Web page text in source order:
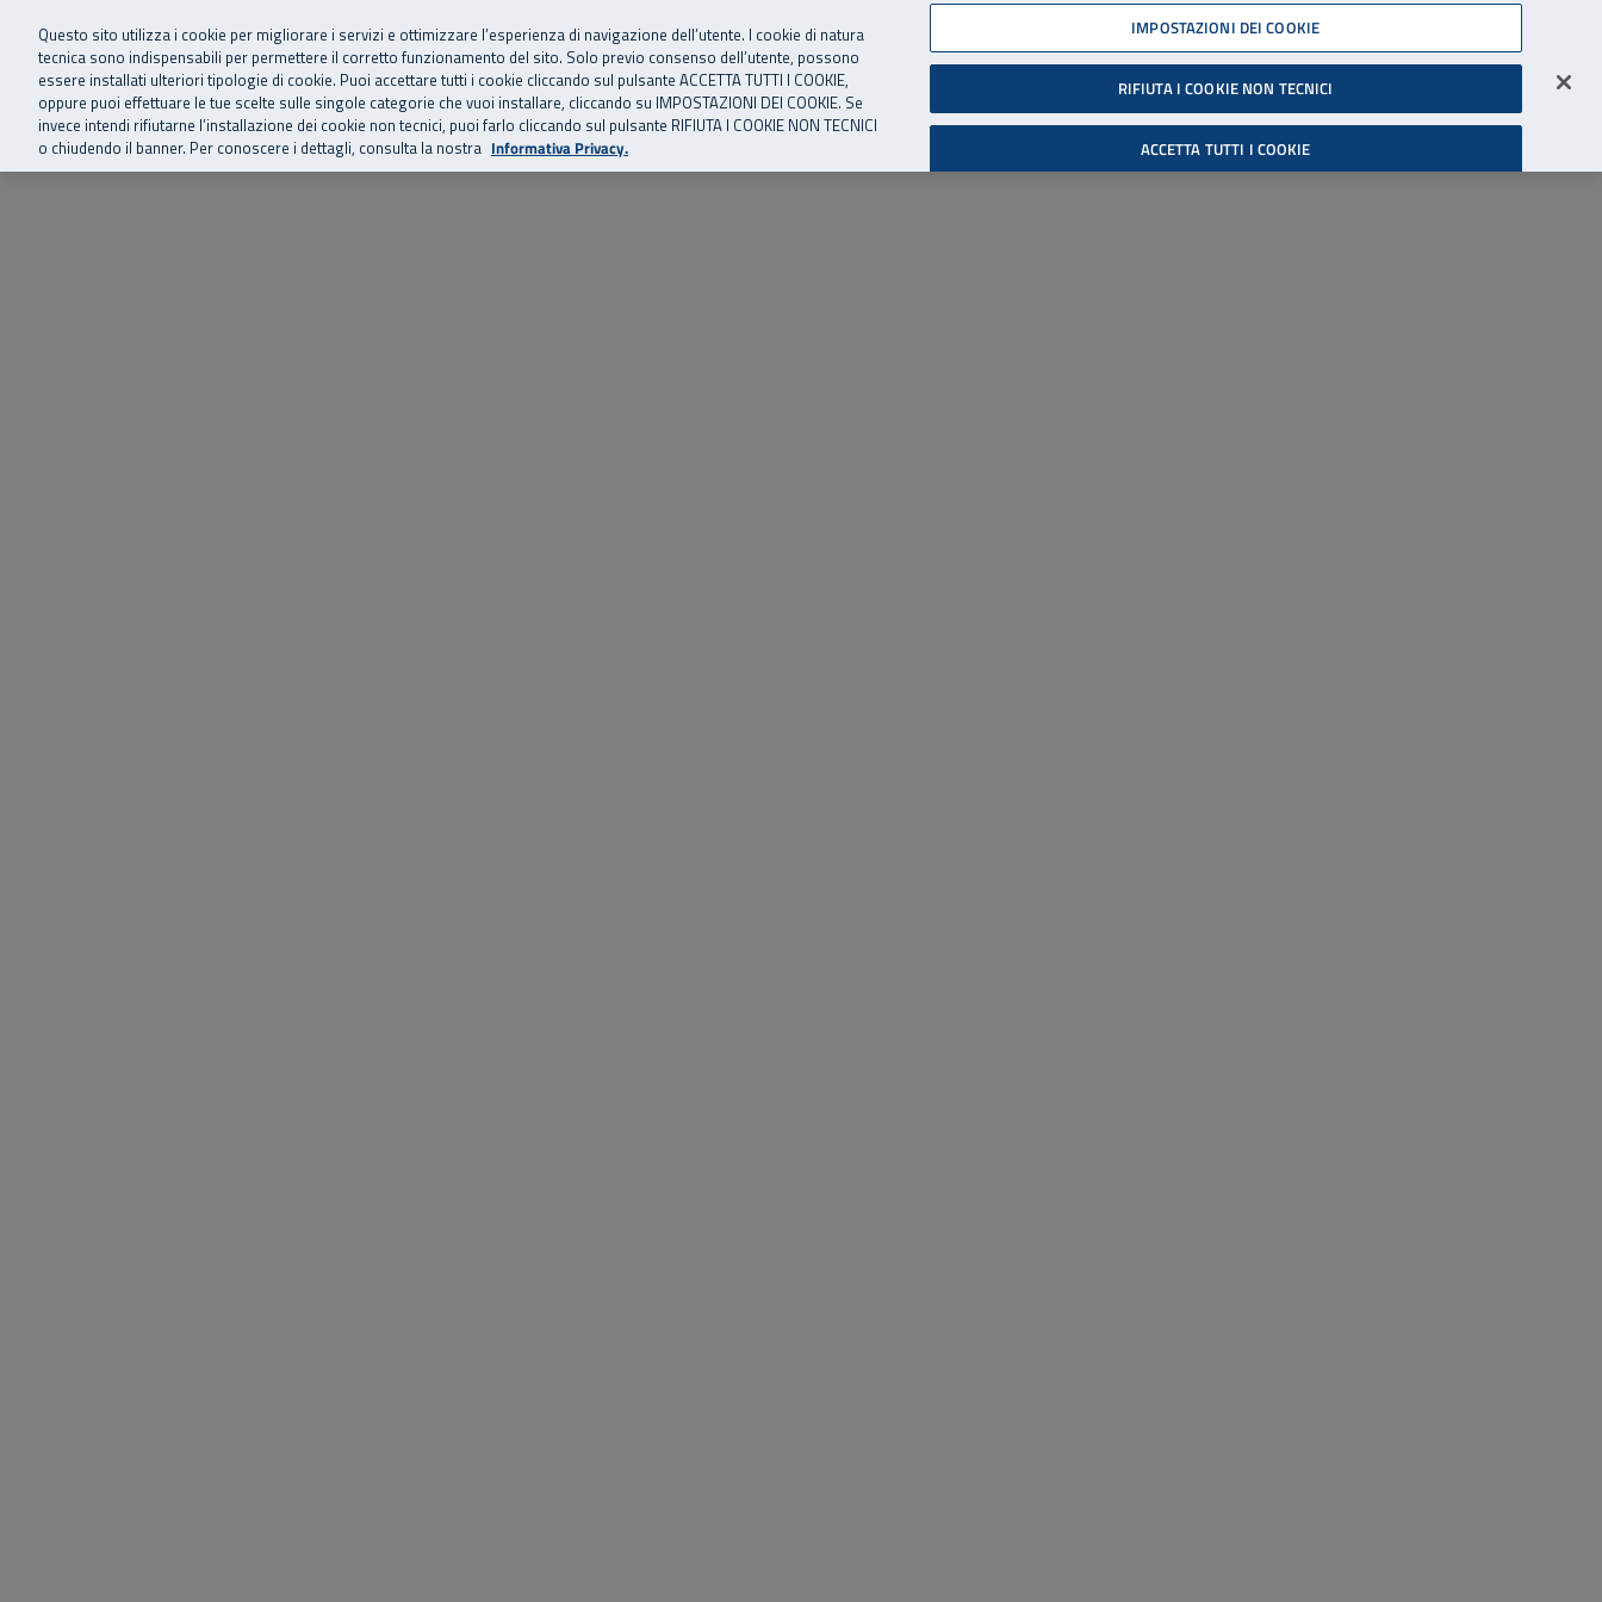
Vai al menu principale
Vai al contenuto principale
Vai al Footer 06 45539607
SuperAbile - il Contact Center Inail per il mondo della disabilità
Home Chi siamo Storie, news ed eventi Risorse utili Supporto Accessibilità
Cerca
Accedi all'area riservata
Questo sito utilizza i cookie per migliorare i servizi e ottimizzare l’esperienza di navigazione dell’utente. I cookie di natura
tecnica sono indispensabili per permettere il corretto funzionamento del sito. Solo previo consenso dell’utente, possono
essere installati ulteriori tipologie di cookie. Puoi accettare tutti i cookie cliccando sul pulsante ACCETTA TUTTI I COOKIE,
oppure puoi effettuare le tue scelte sulle singole categorie che vuoi installare, cliccando su IMPOSTAZIONI DEI COOKIE. Se
invece intendi rifiutarne l’installazione dei cookie non tecnici, puoi farlo cliccando sul pulsante RIFIUTA I COOKIE NON TECNICI
o chiudendo il banner. Per conoscere i dettagli, consulta la nostra Informativa Privacy.
IMPOSTAZIONI DEI COOKIE
RIFIUTA I COOKIE NON TECNICI
ACCETTA TUTTI I COOKIE